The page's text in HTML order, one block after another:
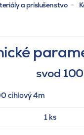
a príslušenstvo
svod
cihlový 4m
1 ks